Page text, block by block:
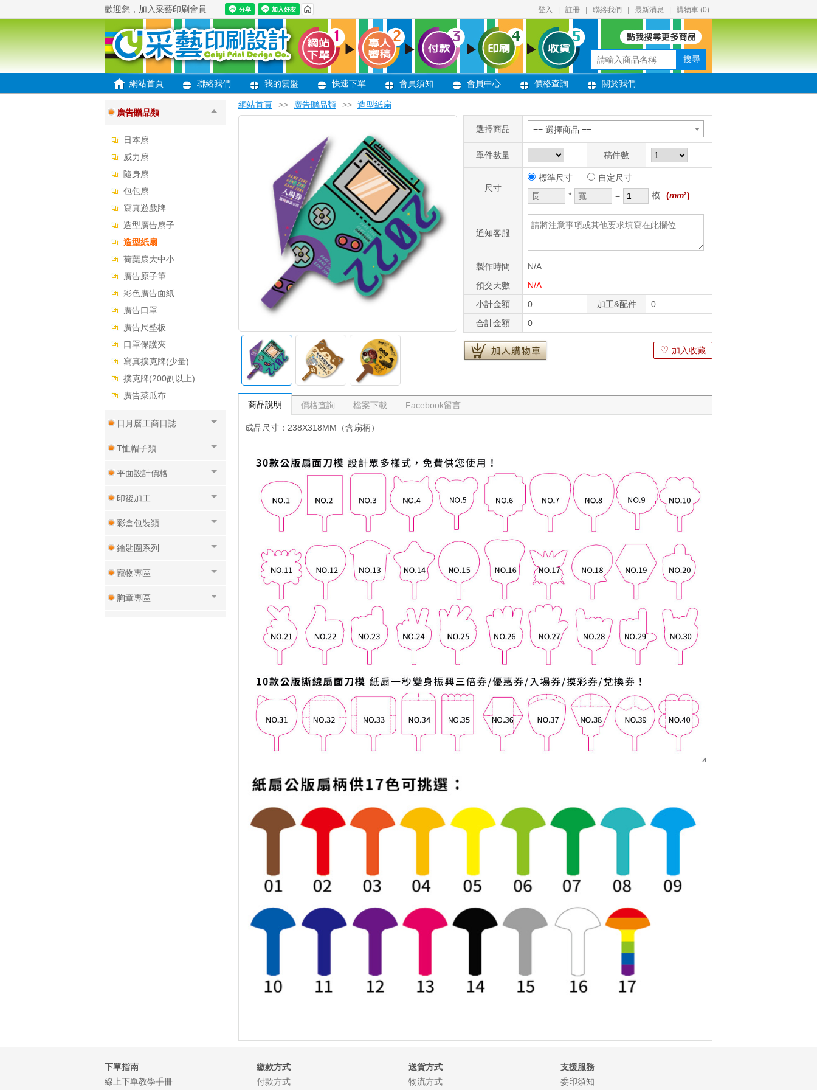
歡迎您，加入采藝印刷會員 登入 註冊 聯絡我們 最新消息 購物車 (0)
搜尋
網站首頁 聯絡我們 我的雲盤 快速下單 會員須知 會員中心 價格查詢 關於我們
便條紙便利貼
文創商品類
大圖輸出/旗幟
餐飲周邊
廣告贈品類
日本扇
威力扇
隨身扇
包包扇
寫真遊戲牌
造型廣告扇子
造型紙扇
荷葉扇大中小
廣告原子筆
彩色廣告面紙
廣告口罩
廣告尺墊板
口罩保護夾
寫真撲克牌(少量)
撲克牌(200副以上)
廣告菜瓜布
日月曆工商日誌
T恤帽子類
平面設計價格
印後加工
彩盒包裝類
鑰匙圈系列
寵物專區
胸章專區
網站首頁 >> 廣告贈品類 >> 造型紙扇
選擇商品 == 選擇商品 ==
單件數量 稿件數
尺寸
標準尺寸
自定尺寸
*
= 模 (mm²)
通知客服
製作時間
N/A
預交天數
N/A
小計金額
0 加工&配件
0
合計金額
0
♡ 加入收藏
商品說明 價格查詢 檔案下載 Facebook留言
成品尺寸：238X318MM（含扇柄）
下單指南
線上下單教學手冊
繳款方式
付款方式
送貨方式
物流方式
支援服務
委印須知